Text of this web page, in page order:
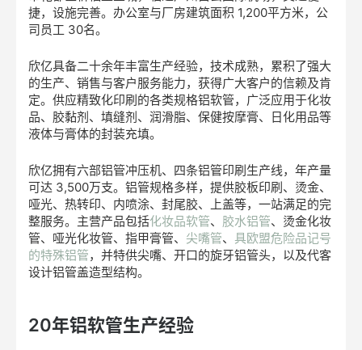
捷，设施完善。办公室与厂房建筑面积 1,200平方米，公
司员工 30名。
欣亿具备二十余年丰富生产经验，技术成熟，累积了强大
的生产、销售与客户服务能力，获得广大客户的信赖及肯
定。供应精致化印刷的各类规格铝软管，广泛应用于化妆
品、胶黏剂、填缝剂、润滑脂、保健按摩膏、日化用品等
液体与膏体的封装充填。
欣亿拥有六部铝管冲压机、四条铝管印刷生产线，年产量
可达 3,500万支。铝管规格多样，提供胶板印刷、烫金、
哑光、热转印、内喷涂、封尾胶、上盖等，一站满足的完
整服务。主营产品包括化妆品软管、 胶水铝管、烫金化妆
管、哑光化妆管、指甲膏管、 尖嘴管、 具欧盟危险品记号
的特殊铝管，并特供尖嘴、开口的旋牙铝管头，以及代客
设计铝管盖造型结构。
20年铝软管生产经验